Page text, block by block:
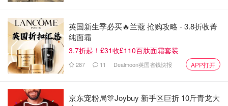
英国新生季必买🔥兰蔻 抢购攻略 - 3.8折收菁
纯面霜
3.7折起！£31收£110百肽面霜套装
287 11 Dealmoon英国省钱快报 APP打开
京东宠粉局🎊Joybuy 新手区巨折 10斤青龙大